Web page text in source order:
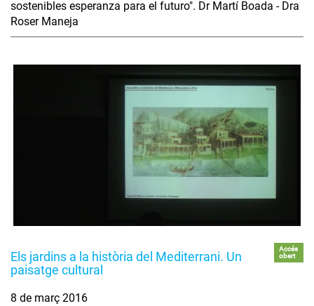
sostenibles esperanza para el futuro". Dr Martí Boada - Dra
Roser Maneja
Els jardins a la història del Mediterrani. Un
paisatge cultural
Accés
obert
8 de març 2016